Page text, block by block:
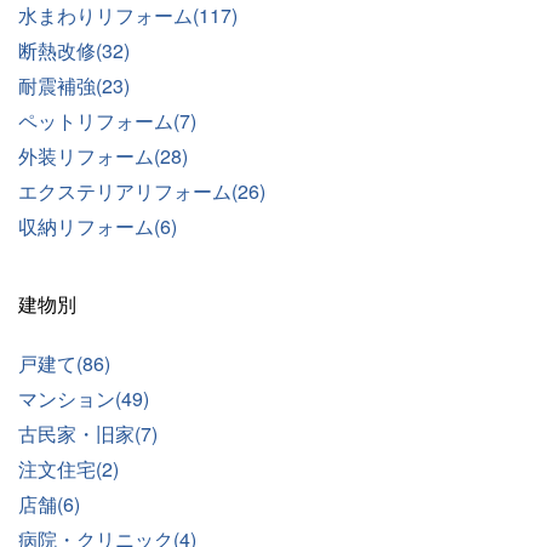
水まわりリフォーム(117)
断熱改修(32)
耐震補強(23)
ペットリフォーム(7)
外装リフォーム(28)
エクステリアリフォーム(26)
収納リフォーム(6)
建物別
戸建て(86)
マンション(49)
古民家・旧家(7)
注文住宅(2)
店舗(6)
病院・クリニック(4)